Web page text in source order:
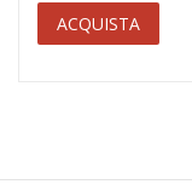
ACQUISTA